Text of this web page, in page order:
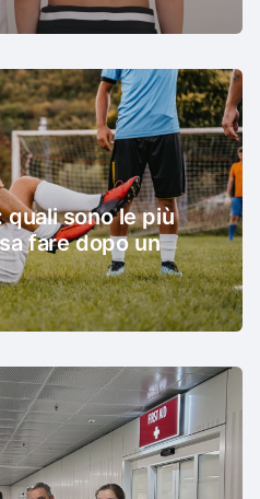
sono le più
fare dopo un